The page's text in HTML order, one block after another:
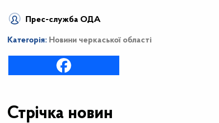
Прес-служба ОДА
Категорія: Новини черкаської області
Стрічка новин